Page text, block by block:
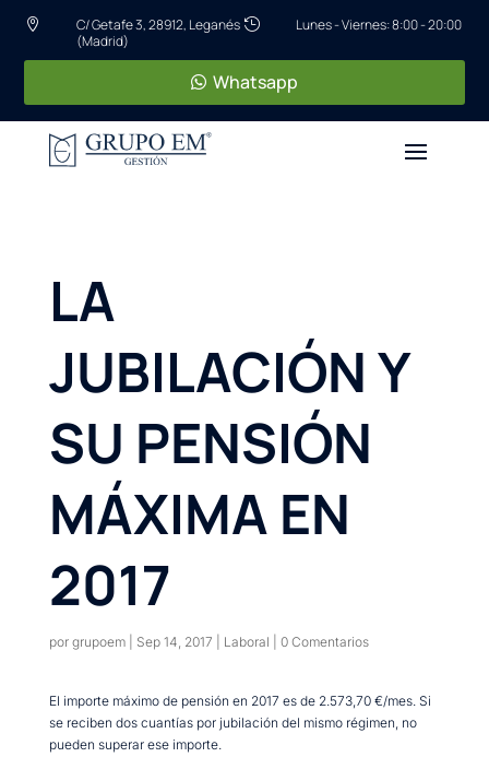

C/ Getafe 3, 28912, Leganés
(Madrid)
 Lunes - Viernes: 8:00 - 20:00
Whatsapp
LA
JUBILACIÓN Y
SU PENSIÓN
MÁXIMA EN
2017
por grupoem| Sep 14, 2017 Laboral 0 Comentarios
El importe máximo de pensión en 2017 es de 2.573,70 €/mes. Si
se reciben dos cuantías por jubilación del mismo régimen, no
pueden superar ese importe.